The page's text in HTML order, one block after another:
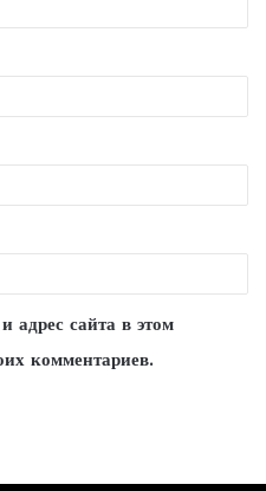
адрес сайта в этом
комментариев.